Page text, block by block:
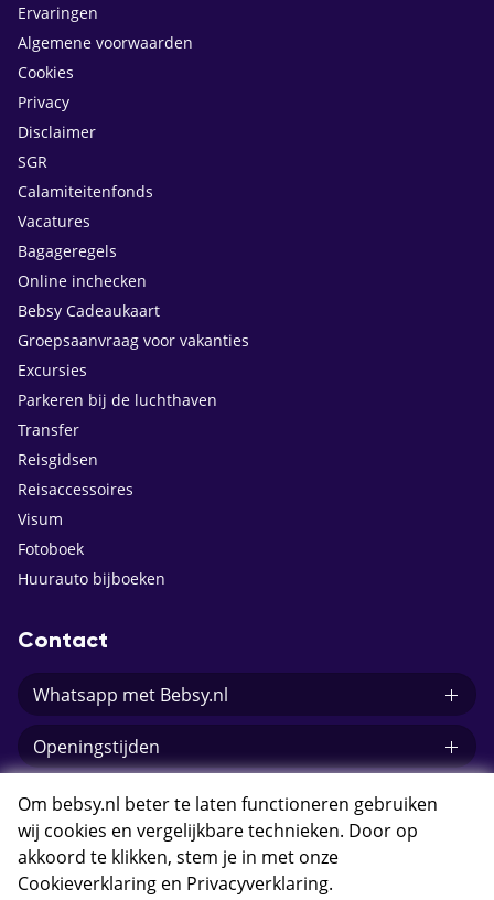
Ervaringen
Algemene voorwaarden
Cookies
Privacy
Disclaimer
SGR
Calamiteitenfonds
Vacatures
Bagageregels
Online inchecken
Bebsy Cadeaukaart
Groepsaanvraag voor vakanties
Excursies
Parkeren bij de luchthaven
Transfer
Reisgidsen
Reisaccessoires
Visum
Fotoboek
Huurauto bijboeken
Contact
Whatsapp met Bebsy.nl
Openingstijden
E-mail Bebsy.nl
Om bebsy.nl beter te laten functioneren gebruiken
wij cookies en vergelijkbare technieken. Door op
akkoord te klikken, stem je in met onze
Cookieverklaring en Privacyverklaring.